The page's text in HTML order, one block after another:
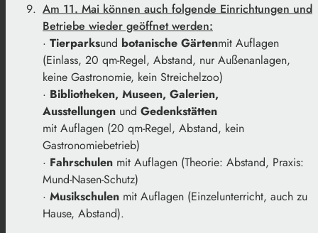
Am 11. Mai können auch folgende Einrichtungen und
Betriebe wieder geöffnet werden:
· Tierparksund botanische Gärtenmit Auflagen
(Einlass, 20 qm-Regel, Abstand, nur Außenanlagen,
keine Gastronomie, kein Streichelzoo)
· Bibliotheken, Museen, Galerien,
Ausstellungen und Gedenkstätten
mit Auflagen (20 qm-Regel, Abstand, kein
Gastronomiebetrieb)
· Fahrschulen mit Auflagen (Theorie: Abstand, Praxis:
Mund-Nasen-Schutz)
· Musikschulen mit Auflagen (Einzelunterricht, auch zu
Hause, Abstand).